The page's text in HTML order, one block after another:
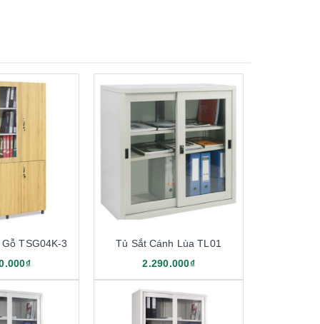
TSG04K-3
Tủ Sắt Cánh Lùa TL01
2.290.000₫